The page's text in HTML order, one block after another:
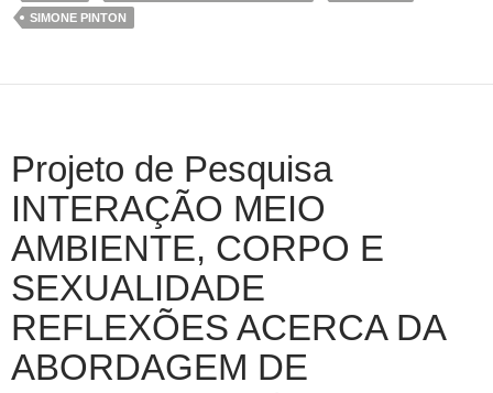
SIMONE PINTON
Projeto de Pesquisa
INTERAÇÃO MEIO
AMBIENTE, CORPO E
SEXUALIDADE
REFLEXÕES ACERCA DA
ABORDAGEM DE